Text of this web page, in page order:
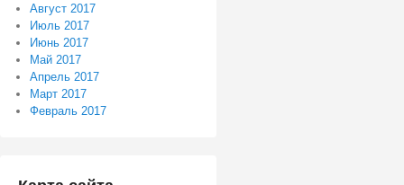
Август 2017
Июль 2017
Июнь 2017
Май 2017
Апрель 2017
Март 2017
Февраль 2017